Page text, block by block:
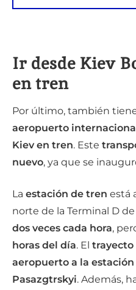
Ir desde Kiev
en tren
Por último, también
aeropuerto
Kiev en tren. Este
nuevo, ya que se
La estación de tren está
norte de la Terminal D
dos veces cada hora,
horas del día. El trayecto
aeropuerto a la
Pasazgtrskyi. Además,